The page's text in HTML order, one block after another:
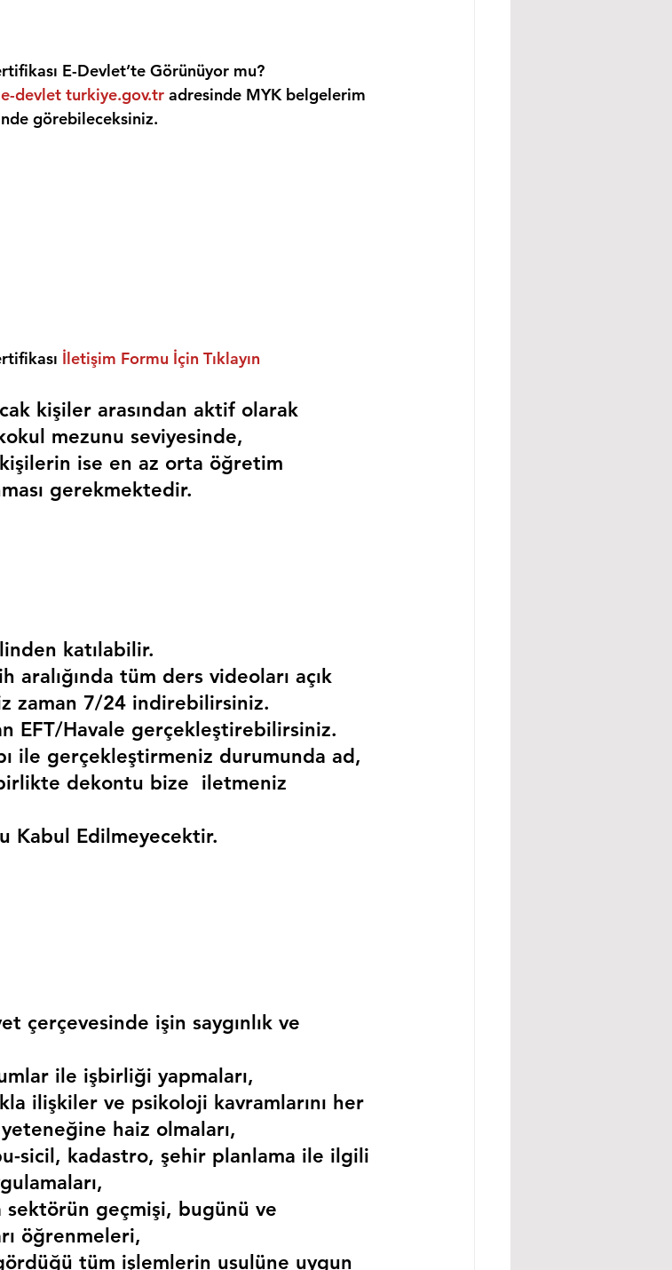
E-Devlet’te Görünüyor mu?
e-devlet turkiye.gov.tr adresinde MYK belgelerim
görebileceksiniz.
İletişim Formu İçin Tıklayın
kişiler arasından aktif olarak
mezunu seviyesinde,
kişilerin ise en az orta öğretim
gerekmektedir.
katılabilir.
aralığında tüm ders videoları açık
zaman 7/24 indirebilirsiniz.
EFT/Havale gerçekleştirebilirsiniz.
ile gerçekleştirmeniz durumunda ad,
dekontu bize  iletmeniz
Kabul Edilmeyecektir.
çerçevesinde işin saygınlık ve
ile işbirliği yapmaları,
ilişkiler ve psikoloji kavramlarını her
haiz olmaları,
sicil, kadastro, şehir planlama ile ilgili
sektörün geçmişi, bugünü ve
öğrenmeleri,
tüm işlemlerin usulüne uygun